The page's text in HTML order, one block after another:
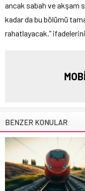
ancak sabah ve akşam
kadar da bu bölümü
rahatlayacak.” ifadelerini
BENZER KONULAR